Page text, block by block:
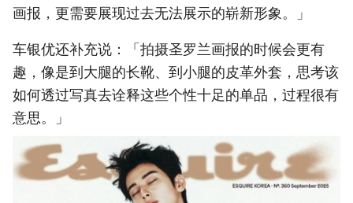
画报，更需要展现过去无法展示的崭新形象。」
车银优还补充说：「拍摄圣罗兰画报的时候会更有
趣，像是到大腿的长靴、到小腿的皮革外套，思考该
如何透过写真去诠释这些个性十足的单品，过程很有
意思。」